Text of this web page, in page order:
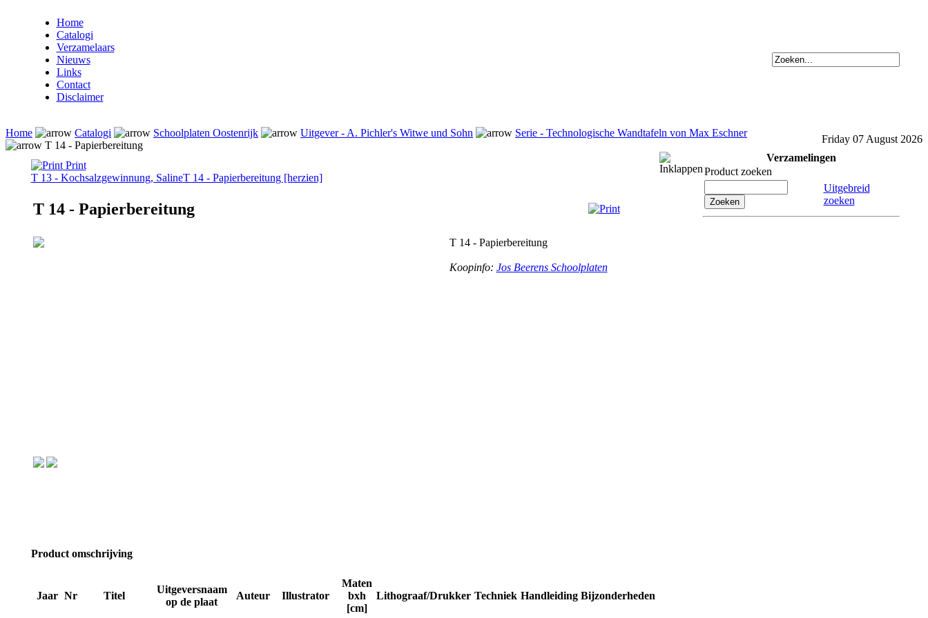
Home
Catalogi
Verzamelaars
Nieuws
Links
Contact
Disclaimer
Home Catalogi Schoolplaten Oostenrijk Uitgever - A. Pichler's Witwe und Sohn
Serie - Technologische Wandtafeln von Max Eschner
T 14 - Papierbereitung
Friday 07 August 2026
Print
T 13 - Kochsalzgewinnung, SalineT 14 - Papierbereitung [herzien]
T 14 - Papierbereitung
T 14 - Papierbereitung
Koopinfo: Jos Beerens Schoolplaten
Product omschrijving
Jaar Nr Titel
Uitgeversnaam
op de plaat
Auteur Illustrator
Maten
bxh
[cm]
Lithograaf/Drukker Techniek Handleiding Bijzonderheden
Verzamelingen
Product zoeken
Uitgebreid
zoeken